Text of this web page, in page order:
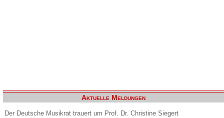
Aktuelle Meldungen
Der Deutsche Musikrat trauert um Prof. Dr. Christine Siegert